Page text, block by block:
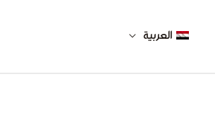
العربية